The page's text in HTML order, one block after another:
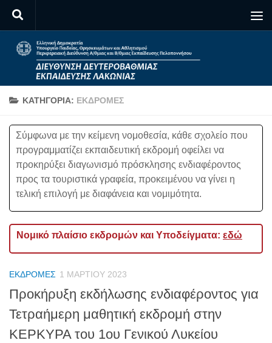
Skip to content
ΚΑΤΗΓΟΡΊΑ: ΕΚΔΡΟΜΈΣ
Σύμφωνα με την κείμενη νομοθεσία, κάθε σχολείο που
προγραμματίζει εκπαιδευτική εκδρομή οφείλει να
προκηρύξει διαγωνισμό πρόσκλησης ενδιαφέροντος
προς τα τουριστικά γραφεία, προκειμένου να γίνει η
τελική επιλογή με διαφάνεια και νομιμότητα.
Νομικό πλαίσιο εκδρομών και Υποδείγματα: εδώ
ΕΚΔΡΟΜΈΣ 1 ΜΑΡΤΊΟΥ 2023
Προκήρυξη εκδήλωσης ενδιαφέροντος για
Τετραήμερη μαθητική εκδρομή στην
ΚΕΡΚΥΡΑ του 1ου Γενικού Λυκείου